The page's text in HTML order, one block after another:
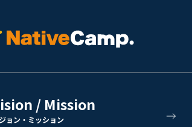
/ Mission
ョン・ミッション